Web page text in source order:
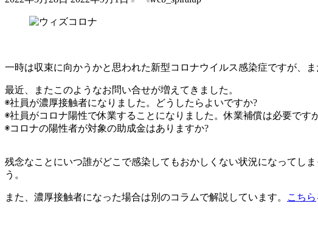
新
:
一時は収束に向かうかと思われた新型コロナウイルス感染症ですが、ま
最近、またこのようなお問い合せが増えてきました。
◉社員が濃厚接触者になりました。どうしたらよいですか?
◉社員がコロナ陽性で休業することになりました。休業補償は必要です
◉コロナの陽性者が対象の助成金はありますか?
残念なことにいつ誰がどこで感染してもおかしくない状況になってし
う。
また、濃厚接触者になった場合は別のコラムで解説しています。 こちら